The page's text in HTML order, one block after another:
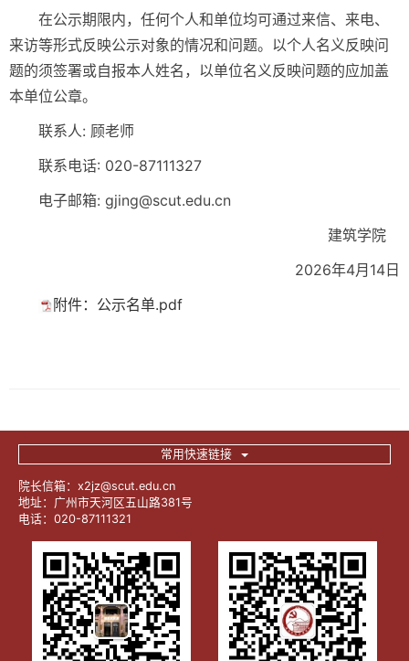
在公示期限内，任何个人和单位均可通过来信、来电、
来访等形式反映公示对象的情况和问题。以个人名义反映问
题的须签署或自报本人姓名，以单位名义反映问题的应加盖
本单位公章。
联系人: 顾老师
联系电话: 020-87111327
电子邮箱: gjing@scut.edu.cn
建筑学院
2026年4月14日
附件：公示名单.pdf
常用快速链接
院长信箱：x2jz@scut.edu.cn
地址：广州市天河区五山路381号
电话：020-87111321